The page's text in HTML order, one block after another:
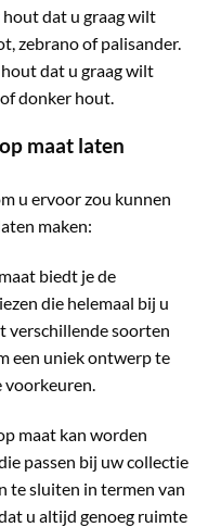
dat u graag wilt
zebrano of palisander.
dat u graag wilt
donker hout.
maat laten
u ervoor zou kunnen
maken:
biedt je de
die helemaal bij u
verschillende soorten
een uniek ontwerp te
voorkeuren.
maat kan worden
passen bij uw collectie
te sluiten in termen van
u altijd genoeg ruimte